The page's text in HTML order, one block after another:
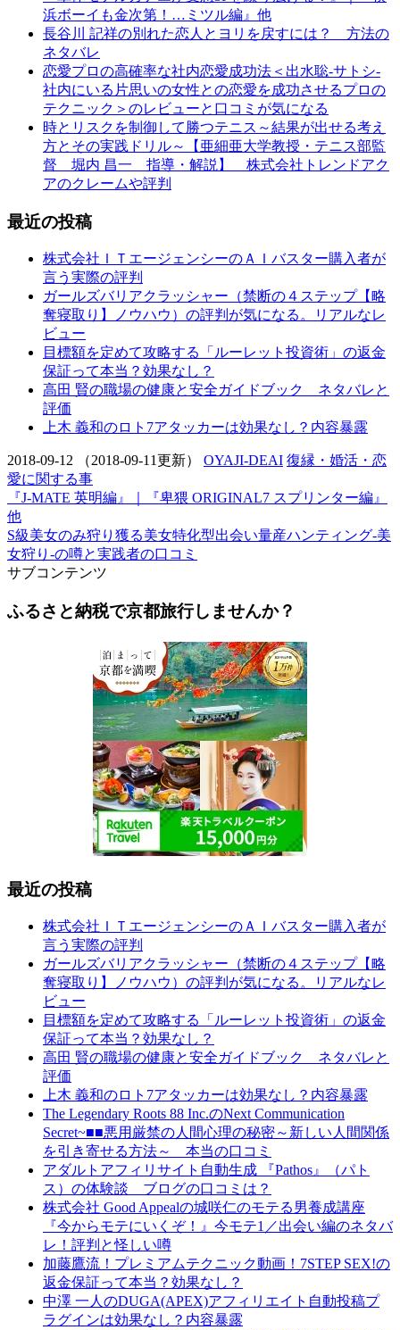
浜ボーイも金次第！…ミツル編』他
長谷川 記祥の別れた恋人とヨリを戻すには？ 方法の
ネタバレ
恋愛プロの高確率な社内恋愛成功法＜出水聡-サトシ-
社内にいる片思いの女性との恋愛を成功させるプロの
テクニック＞のレビューと口コミが気になる
時とリスクを制御して勝つテニス～結果が出せる考え
方とその実践ドリル～【亜細亜大学教授・テニス部監
督 堀内 昌一 指導・解説】 株式会社トレンドアク
アのクレームや評判
最近の投稿
株式会社ＩＴエージェンシーのＡＩバスター購入者が
言う実際の評判
ガールズバリアクラッシャー（禁断の４ステップ【略
奪寝取り】ノウハウ）の評判が気になる。リアルなレ
ビュー
目標額を定めて攻略する「ルーレット投資術」の返金
保証って本当？効果なし？
高田 賢の職場の健康と安全ガイドブック ネタバレと
評価
上木 義和のロト7アタッカーは効果なし？内容暴露
2018-09-12 （2018-09-11更新） OYAJI-DEAI 復縁・婚活・恋
愛に関する事
『J-MATE 英明編』｜『卑猥 ORIGINAL7 スプリンター編』
他
S級美女のみ狩り獲る美女特化型出会い量産ハンティング-美
女狩り-の噂と実践者の口コミ
サブコンテンツ
ふるさと納税で京都旅行しませんか？
最近の投稿
株式会社ＩＴエージェンシーのＡＩバスター購入者が
言う実際の評判
ガールズバリアクラッシャー（禁断の４ステップ【略
奪寝取り】ノウハウ）の評判が気になる。リアルなレ
ビュー
目標額を定めて攻略する「ルーレット投資術」の返金
保証って本当？効果なし？
高田 賢の職場の健康と安全ガイドブック ネタバレと
評価
上木 義和のロト7アタッカーは効果なし？内容暴露
The Legendary Roots 88 Inc.のNext Communication
Secret~■■悪用厳禁の人間心理の秘密～新しい人間関係
を引き寄せる方法～ 本当の口コミ
アダルトアフィリサイト自動生成 『Pathos』（パト
ス）の体験談 ブログの口コミは？
株式会社 Good Appealの城咲仁のモテる男養成講座
『今からモテにいくぞ！』今モテ1／出会い編のネタバ
レ！評判と怪しい噂
加藤鷹流！プレミアムテクニック動画！7STEP SEX!の
返金保証って本当？効果なし？
中澤 一人のDUGA(APEX)アフィリエイト自動投稿プ
ラグインは効果なし？内容暴露